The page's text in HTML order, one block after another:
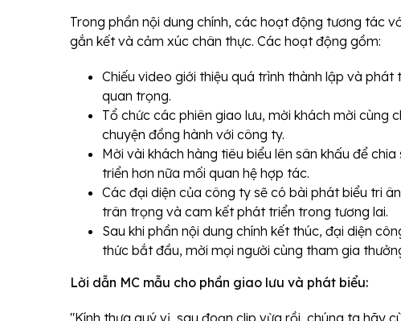
Trong phần nội dung chính, các hoạt động tương tác
gắn kết và cảm xúc chân thực. Các hoạt động gồm:
Chiếu video giới thiệu quá trình thành lập và
quan trọng.
Tổ chức các phiên giao lưu, mời khách mời cùng
chuyện đồng hành với công ty.
Mời vài khách hàng tiêu biểu lên sân khấu để
triển hơn nữa mối quan hệ hợp tác.
Các đại diện của công ty sẽ có bài phát biểu tri
trân trọng và cam kết phát triển trong tương lai.
Sau khi phần nội dung chính kết thúc, đại diện
thức bắt đầu, mời mọi người cùng tham gia
Lời dẫn MC mẫu cho phần giao lưu và phát biểu:
"Kính thưa quý vị, sau đoạn clip vừa rồi, chúng ta hãy